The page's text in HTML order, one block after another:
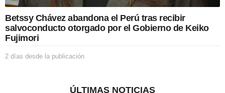
a
c
Betssy Chávez abandona el Perú tras recibir
salvoconducto otorgado por el Gobierno de Keiko
Fujimori
2 días desde la publicación
ÚLTIMAS NOTICIAS